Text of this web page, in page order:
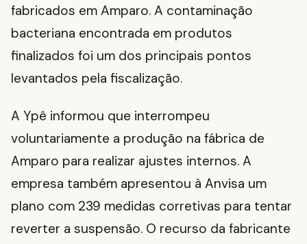
fabricados em Amparo. A contaminação
bacteriana encontrada em produtos
finalizados foi um dos principais pontos
levantados pela fiscalização.
A Ypê informou que interrompeu
voluntariamente a produção na fábrica de
Amparo para realizar ajustes internos. A
empresa também apresentou à Anvisa um
plano com 239 medidas corretivas para tentar
reverter a suspensão. O recurso da fabricante